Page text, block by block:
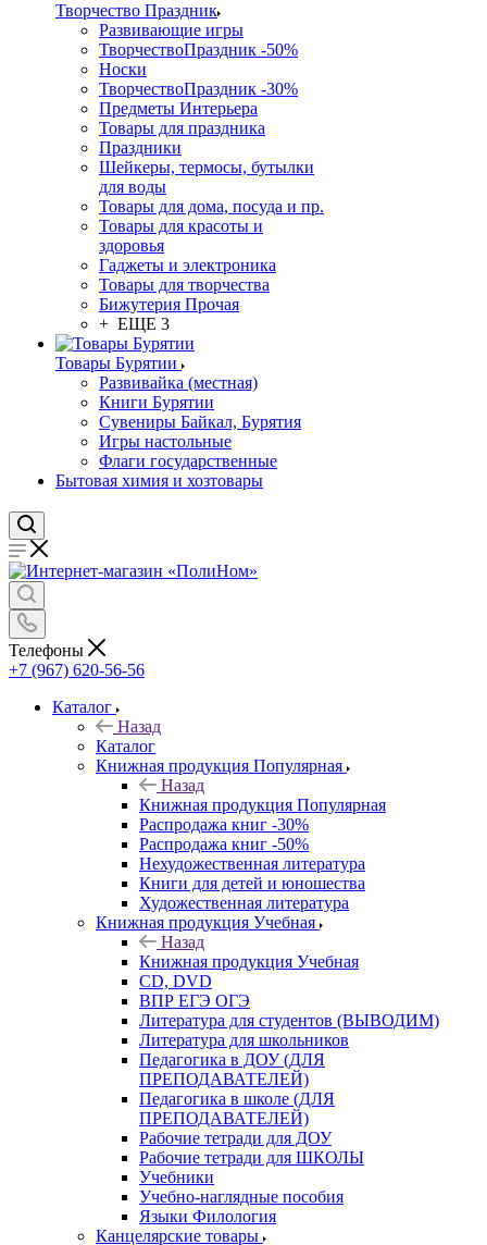
Творчество Праздник
Развивающие игры
ТворчествоПраздник -50%
Носки
ТворчествоПраздник -30%
Предметы Интерьера
Товары для праздника
Праздники
Шейкеры, термосы, бутылки
для воды
Товары для дома, посуда и пр.
Товары для красоты и
здоровья
Гаджеты и электроника
Товары для творчества
Бижутерия Прочая
+ ЕЩЕ 3
Товары Бурятии
Развивайка (местная)
Книги Бурятии
Сувениры Байкал, Бурятия
Игры настольные
Флаги государственные
Бытовая химия и хозтовары
Телефоны
+7 (967) 620-56-56
Каталог
Назад
Каталог
Книжная продукция Популярная
Назад
Книжная продукция Популярная
Распродажа книг -30%
Распродажа книг -50%
Нехудожественная литература
Книги для детей и юношества
Художественная литература
Книжная продукция Учебная
Назад
Книжная продукция Учебная
CD, DVD
ВПР ЕГЭ ОГЭ
Литература для студентов (ВЫВОДИМ)
Литература для школьников
Педагогика в ДОУ (ДЛЯ
ПРЕПОДАВАТЕЛЕЙ)
Педагогика в школе (ДЛЯ
ПРЕПОДАВАТЕЛЕЙ)
Рабочие тетради для ДОУ
Рабочие тетради для ШКОЛЫ
Учебники
Учебно-наглядные пособия
Языки Филология
Канцелярские товары